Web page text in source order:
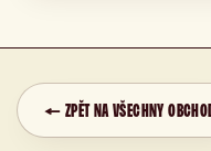
← ZPĚT NA VŠECHNY